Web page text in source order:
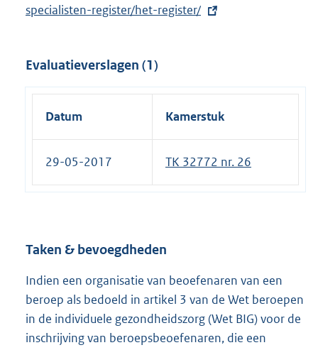
x
r
n
specialisten-register/het-register/
Evaluatieverslagen (1)
Datum Kamerstuk
29-05-2017 TK 32772 nr. 26
Taken & bevoegdheden
Indien een organisatie van beoefenaren van een
beroep als bedoeld in artikel 3 van de Wet beroepen
in de individuele gezondheidszorg (Wet BIG) voor de
inschrijving van beroepsbeoefenaren, die een